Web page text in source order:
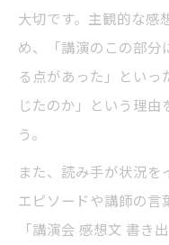
大切です。主観的な感
め、「講演のこの部分
る点があった」といっ
じたのか」という理
う。
また、読み手が状況
エピソードや講師の言
「講演会 感想文 書き